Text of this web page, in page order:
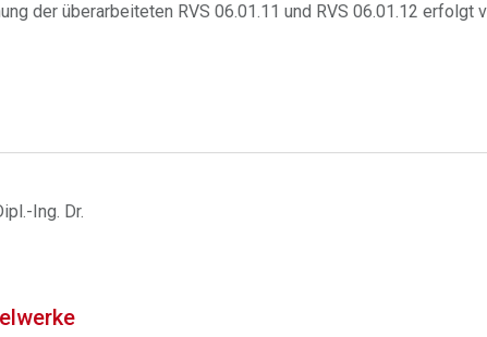
der überarbeiteten RVS 06.01.11 und RVS 06.01.12 erfolgt
Ing. Dr.